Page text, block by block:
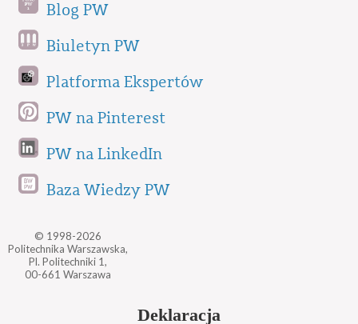
Blog PW
Biuletyn PW
Platforma Ekspertów
PW na Pinterest
PW na LinkedIn
Baza Wiedzy PW
© 1998-2026
Politechnika Warszawska,
Pl. Politechniki 1,
00-661 Warszawa
Deklaracja